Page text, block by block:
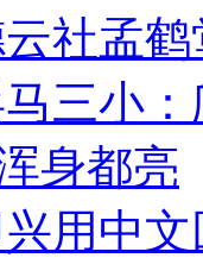
云社孟
三小
身都亮
用中